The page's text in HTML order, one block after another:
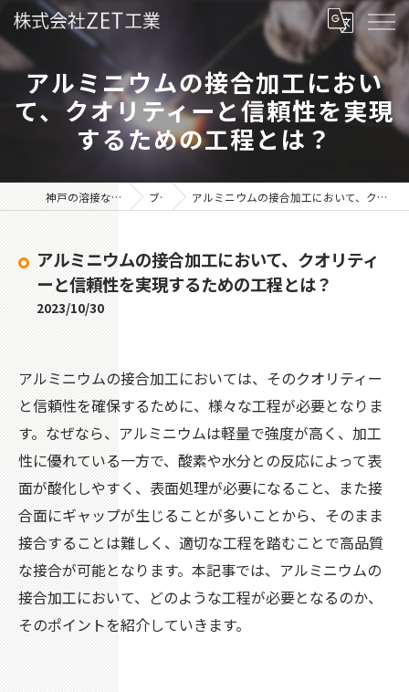
アルミニウムの接合加工におい
て、クオリティーと信頼性を実現
するための工程とは？
神戸の溶接なら株式会社ZET工業 ブログ アルミニウムの接合加工において、クオリティーと信頼性を実現するための工程とは？
アルミニウムの接合加工において、クオリティ
ーと信頼性を実現するための工程とは？
2023/10/30
アルミニウムの接合加工においては、そのクオリティー
と信頼性を確保するために、様々な工程が必要となりま
す。なぜなら、アルミニウムは軽量で強度が高く、加工
性に優れている一方で、酸素や水分との反応によって表
面が酸化しやすく、表面処理が必要になること、また接
合面にギャップが生じることが多いことから、そのまま
接合することは難しく、適切な工程を踏むことで高品質
な接合が可能となります。本記事では、アルミニウムの
接合加工において、どのような工程が必要となるのか、
そのポイントを紹介していきます。